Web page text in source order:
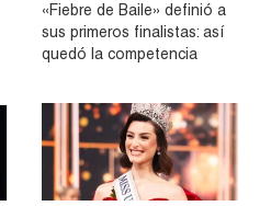
«Fiebre de Baile» definió a
sus primeros finalistas: así
quedó la competencia